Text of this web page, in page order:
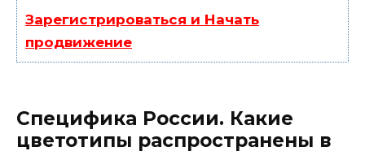
Зарегистрироваться и Начать
продвижение
Специфика России. Какие
цветотипы распространены в